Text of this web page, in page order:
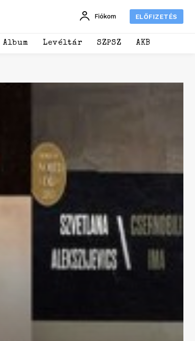
Fiókom ELŐFIZETÉS
Album Levéltár SZPSZ AKB